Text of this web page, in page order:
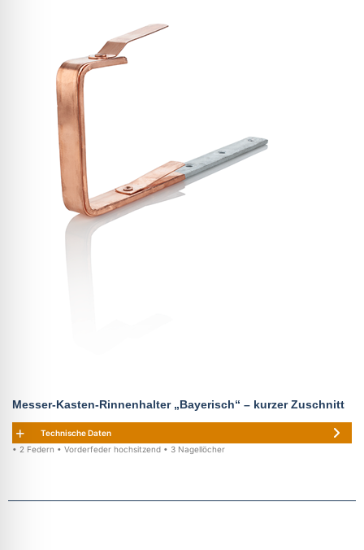
Messer-Kasten-Rinnenhalter „Bayerisch“ – kurzer Zuschnitt
Technische Daten
• 2 Federn • Vorderfeder hochsitzend • 3 Nagellöcher